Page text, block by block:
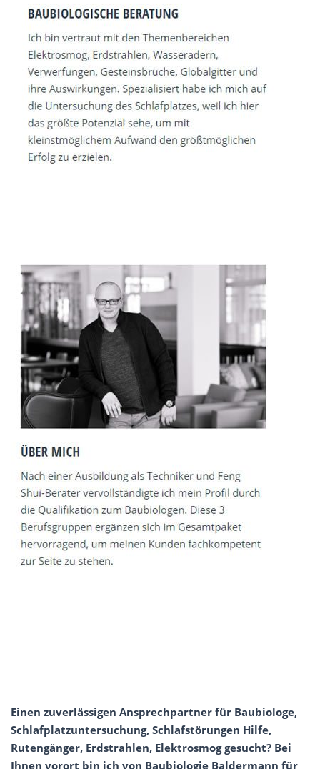
Einen zuverlässigen Ansprechpartner für Baubiologe,
Schlafplatzuntersuchung, Schlafstörungen Hilfe,
Rutengänger, Erdstrahlen, Elektrosmog gesucht? Bei
Ihnen vorort bin ich von Baubiologie Baldermann für